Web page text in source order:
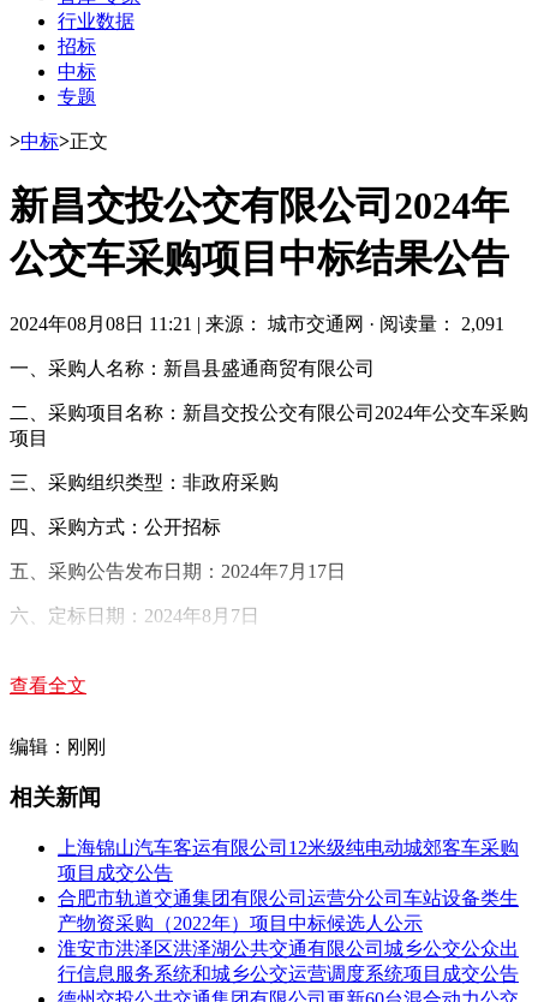
行业数据
招标
中标
专题
>中标>正文
新昌交投公交有限公司2024年
公交车采购项目中标结果公告
2024年08月08日 11:21 | 来源： 城市交通网 · 阅读量： 2,091
一、采购人名称：新昌县盛通商贸有限公司
二、采购项目名称：新昌交投公交有限公司2024年公交车采购
项目
三、采购组织类型：非政府采购
四、采购方式：公开招标
五、采购公告发布日期：2024年7月17日
六、定标日期：2024年8月7日
目，确定：标项一中标人为安徽安凯汽车股份有限公司，中标
中标价628000元/辆;标项三中标人为厦门金龙旅行车有限公
司，中标价748000元/辆。
八、联系方式
1.采购方名称：新昌县盛通商贸有限公司
采购方地址：新昌县七星街道龙山村大坪岗1号
采购单位联系人：潘先生
采购单位联系电话：13967590280
查看全文
编辑：刚刚
相关新闻
上海锦山汽车客运有限公司12米级纯电动城郊客车采购
项目成交公告
合肥市轨道交通集团有限公司运营分公司车站设备类生
产物资采购（2022年）项目中标候选人公示
淮安市洪泽区洪泽湖公共交通有限公司城乡公交公众出
行信息服务系统和城乡公交运营调度系统项目成交公告